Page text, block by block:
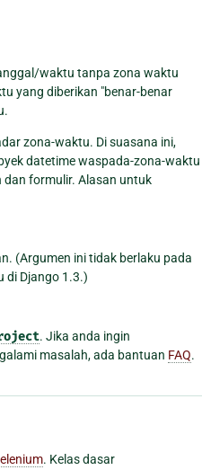
waktu tanpa zona waktu
yang diberikan "benar-benar
zona-waktu. Di suasana ini,
datetime waspada-zona-waktu
dan formulir. Alasan untuk
(Argumen ini tidak berlaku pada
di Django 1.3.)
. Jika anda ingin
masalah, ada bantuan FAQ.
. Kelas dasar